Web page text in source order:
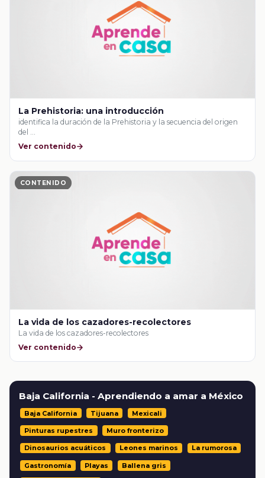
La Prehistoria: una introducción
identifica la duración de la Prehistoria y la secuencia del origen
del …
Ver contenido
CONTENIDO
La vida de los cazadores-recolectores
La vida de los cazadores-recolectores
Ver contenido
Baja California - Aprendiendo a amar a México
Baja California Tijuana Mexicali
Pinturas rupestres Muro fronterizo
Dinosaurios acuáticos Leones marinos La rumorosa
Gastronomía Playas Ballena gris